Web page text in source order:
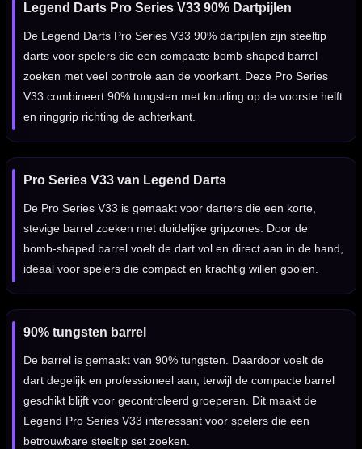
Legend Darts Pro Series V33 90% Dartpijlen
De Legend Darts Pro Series V33 90% dartpijlen zijn steeltip
darts voor spelers die een compacte bomb-shaped barrel
zoeken met veel controle aan de voorkant. Deze Pro Series
V33 combineert 90% tungsten met knurling op de voorste helft
en ringgrip richting de achterkant.
Pro Series V33 van Legend Darts
De Pro Series V33 is gemaakt voor darters die een korte,
stevige barrel zoeken met duidelijke gripzones. Door de
bomb-shaped barrel voelt de dart vol en direct aan in de hand,
ideaal voor spelers die compact en krachtig willen gooien.
90% tungsten barrel
De barrel is gemaakt van 90% tungsten. Daardoor voelt de
dart degelijk en professioneel aan, terwijl de compacte barrel
geschikt blijft voor gecontroleerd groeperen. Dit maakt de
Legend Pro Series V33 interessant voor spelers die een
betrouwbare steeltip set zoeken.